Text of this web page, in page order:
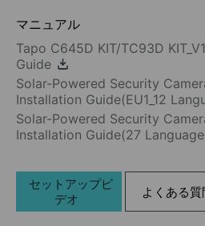
マニュアル
Tapo C645D KIT/TC93D
Guide
Solar-Powered Security
Installation Guide(EU1_12
Solar-Powered Security
Installation Guide(27
セットアップビ
デオ
よくある質